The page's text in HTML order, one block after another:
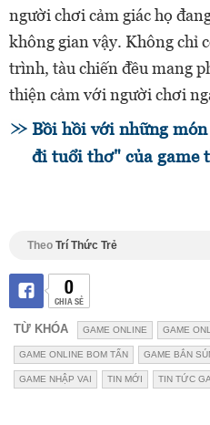
người chơi cảm giác họ
không gian vậy. Không chỉ
trình, tàu chiến đều mang
thiện cảm với người chơi
Bồi hồi với những
đi tuổi thơ" của game
Theo Trí Thức Trẻ
0
CHIA SẺ
TỪ KHÓA GAME ONLINE GAME
GAME ONLINE BOM TẤN GAME BẮN
GAME NHẬP VAI TIN MỚI TIN TỨC